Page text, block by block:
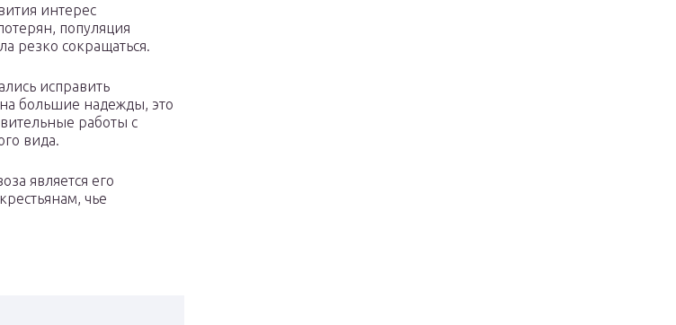
интерес
популяция
резко сокращаться.
исправить
большие надежды, это
работы с
вида.
является его
чье